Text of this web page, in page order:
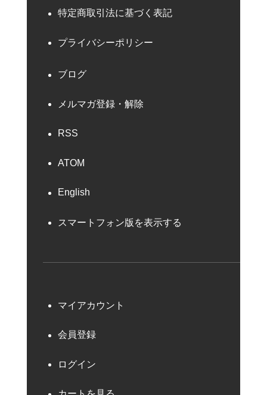
特定商取引法に基づく表記
プライバシーポリシー
ブログ
メルマガ登録・解除
RSS
ATOM
English
スマートフォン版を表示する
マイアカウント
会員登録
ログイン